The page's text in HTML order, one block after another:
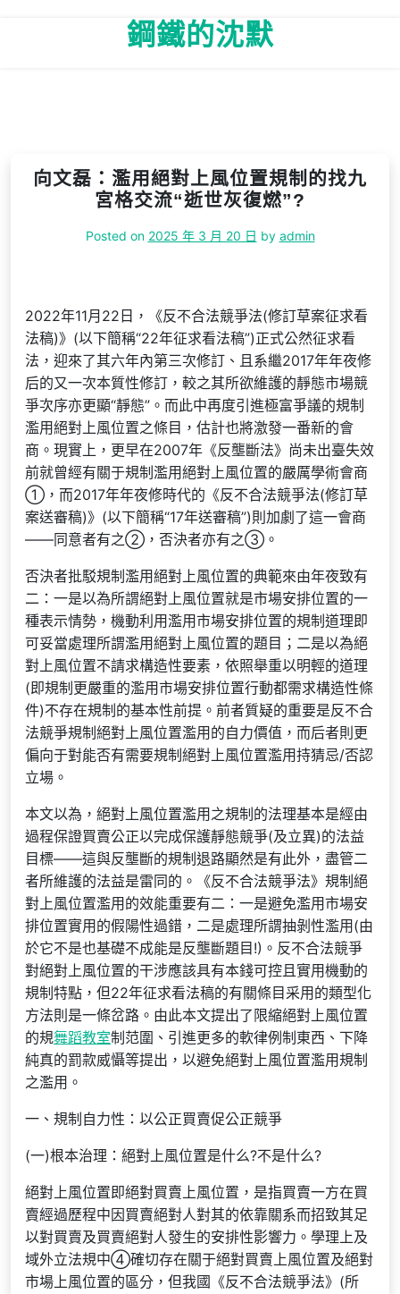
鋼鐵的沈默
向文磊：濫用絕對上風位置規制的找九
宮格交流“逝世灰復燃”?
Posted on 2025 年 3 月 20 日 by admin
2022年11月22日，《反不合法競爭法(修訂草案征求看
法稿)》(以下簡稱“22年征求看法稿”)正式公然征求看
法，迎來了其六年內第三次修訂、且系繼2017年年夜修
后的又一次本質性修訂，較之其所欲維護的靜態市場競
爭次序亦更顯“靜態”。而此中再度引進極富爭議的規制
濫用絕對上風位置之條目，估計也將激發一番新的會
商。現實上，更早在2007年《反壟斷法》尚未出臺失效
前就曾經有關于規制濫用絕對上風位置的嚴厲學術會商
①，而2017年年夜修時代的《反不合法競爭法(修訂草
案送審稿)》(以下簡稱“17年送審稿”)則加劇了這一會商
——同意者有之②，否決者亦有之③。
否決者批駁規制濫用絕對上風位置的典範來由年夜致有
二：一是以為所謂絕對上風位置就是市場安排位置的一
種表示情勢，機動利用濫用市場安排位置的規制道理即
可妥當處理所謂濫用絕對上風位置的題目；二是以為絕
對上風位置不請求構造性要素，依照舉重以明輕的道理
(即規制更嚴重的濫用市場安排位置行動都需求構造性條
件)不存在規制的基本性前提。前者質疑的重要是反不合
法競爭規制絕對上風位置濫用的自力價值，而后者則更
偏向于對能否有需要規制絕對上風位置濫用持猜忌/否認
立場。
本文以為，絕對上風位置濫用之規制的法理基本是經由
過程保證買賣公正以完成保護靜態競爭(及立異)的法益
目標——這與反壟斷的規制退路顯然是有此外，盡管二
者所維護的法益是雷同的。《反不合法競爭法》規制絕
對上風位置濫用的效能重要有二：一是避免濫用市場安
排位置實用的假陽性過錯，二是處理所謂抽剝性濫用(由
於它不是也基礎不成能是反壟斷題目!)。反不合法競爭
對絕對上風位置的干涉應該具有本錢可控且實用機動的
規制特點，但22年征求看法稿的有關條目采用的類型化
方法則是一條岔路。由此本文提出了限縮絕對上風位置
的規舞蹈教室制范圍、引進更多的軟律例制東西、下降
純真的罰款威懾等提出，以避免絕對上風位置濫用規制
之濫用。
一、規制自力性：以公正買賣促公正競爭
(一)根本治理：絕對上風位置是什么?不是什么?
絕對上風位置即絕對買賣上風位置，是指買賣一方在買
賣經過歷程中因買賣絕對人對其的依靠關系而招致其足
以對買賣及買賣絕對人發生的安排性影響力。學理上及
域外立法規中④確切存在關于絕對買賣上風位置及絕對
市場上風位置的區分，但我國《反不合法競爭法》(所